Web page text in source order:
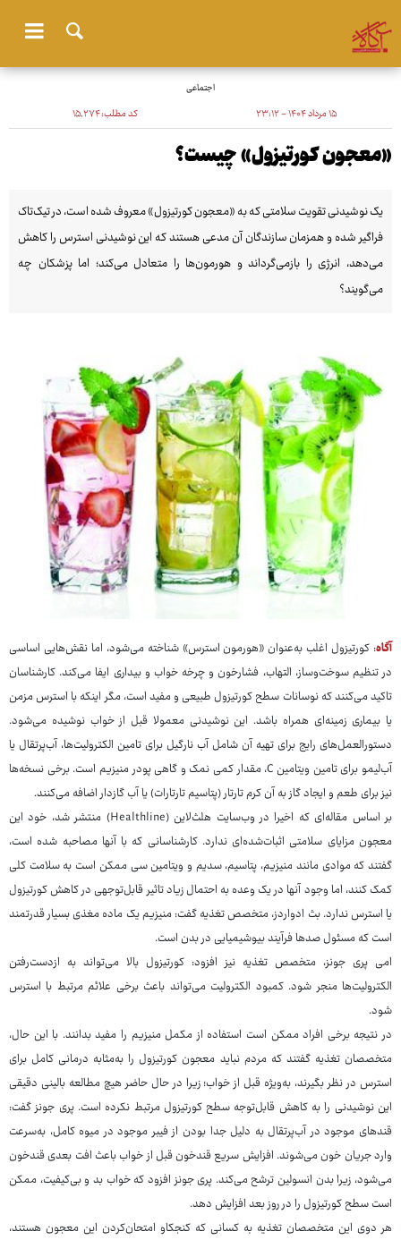
اجتماعی
۱۵ مرداد ۱۴۰۴ - ۲۳:۱۲ کد مطلب:۱۵٬۲۷۴
«معجون کورتیزول» چیست؟
یک نوشیدنی تقویت سلامتی که به «معجون کورتیزول» معروف شده است، در تیک‌تاک
فراگیر شده و همزمان سازندگان آن مدعی هستند که این نوشیدنی استرس را کاهش
می‌دهد، انرژی را بازمی‌گرداند و هورمون‌ها را متعادل می‌کند؛ اما پزشکان چه
می‌گویند؟
آگاه: کورتیزول اغلب به‌عنوان «هورمون استرس» شناخته می‌شود، اما نقش‌هایی اساسی
در تنظیم سوخت‌وساز، التهاب، فشارخون و چرخه خواب و بیداری ایفا می‌کند. کارشناسان
تاکید می‌کنند که نوسانات سطح کورتیزول طبیعی و مفید است، مگر اینکه با استرس مزمن
یا بیماری زمینه‌ای همراه باشد. این نوشیدنی معمولا قبل از خواب نوشیده می‌شود.
دستورالعمل‌های رایج برای تهیه آن شامل آب نارگیل برای تامین الکترولیت‌ها، آب‌پرتقال یا
آب‌لیمو برای تامین ویتامین C، مقدار کمی نمک و گاهی پودر منیزیم است. برخی نسخه‌ها
نیز برای طعم و ایجاد گاز به آن کرم تارتار (پتاسیم تارتارات) یا آب گازدار اضافه می‌کنند.
بر اساس مقاله‌ای که اخیرا در وب‌سایت هلث‌لاین (Healthline) منتشر شد، خود این
معجون مزایای سلامتی اثبات‌شده‌ای ندارد. کارشناسانی که با آنها مصاحبه شده است،
گفتند که موادی مانند منیزیم، پتاسیم، سدیم و ویتامین سی ممکن است به سلامت کلی
کمک کنند، اما وجود آنها در یک وعده به احتمال زیاد تاثیر قابل‌توجهی در کاهش کورتیزول
یا استرس ندارد. بث ادواردز، متخصص تغذیه گفت: منیزیم یک ماده مغذی بسیار قدرتمند
است که مسئول صدها فرآیند بیوشیمیایی در بدن است.
امی پری‌ جونز، متخصص تغذیه نیز افزود: کورتیزول بالا می‌تواند به ازدست‌رفتن
الکترولیت‌ها منجر شود. کمبود الکترولیت می‌تواند باعث برخی علائم مرتبط با استرس
شود.
در نتیجه برخی افراد ممکن است استفاده از مکمل منیزیم را مفید بدانند. با این حال،
متخصصان تغذیه گفتند که مردم نباید معجون کورتیزول را به‌مثابه درمانی کامل برای
استرس در نظر بگیرند، به‌ویژه قبل از خواب؛ زیرا در حال حاضر هیچ مطالعه بالینی دقیقی
این نوشیدنی را به کاهش قابل‌توجه سطح کورتیزول مرتبط نکرده است. پری‌ جونز گفت:
قندهای موجود در آب‌پرتقال به دلیل جدا بودن از فیبر موجود در میوه کامل، به‌سرعت
وارد جریان خون می‌شوند. افزایش سریع قندخون قبل از خواب باعث افت بعدی قندخون
می‌شود، زیرا بدن انسولین ترشح می‌کند. پری جونز افزود که خواب بد و بی‌کیفیت، ممکن
است سطح کورتیزول را در روز بعد افزایش دهد.
هر دوی این متخصصان تغذیه به کسانی که کنجکاو امتحان‌کردن این معجون هستند،